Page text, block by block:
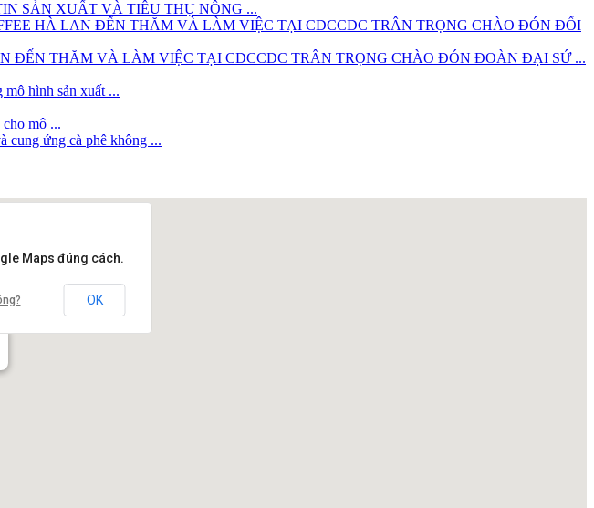
SẢN XUẤT VÀ TIÊU THỤ NÔNG ...
CDC TRÂN TRỌNG CHÀO ĐÓN ĐỐI
CDC TRÂN TRỌNG CHÀO ĐÓN ĐOÀN ĐẠI SỨ ...
hình sản xuất ...
mô ...
cung ứng cà phê không ...
Maps đúng cách.
OK